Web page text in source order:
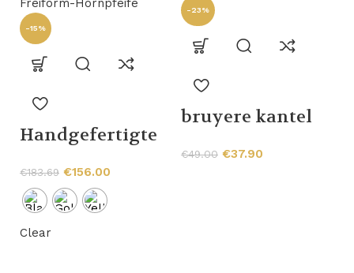
-15%
Handgefertigte
Hornpfeife
€183.69 €156.00
Clear
-23%
bruyere kantel
€49.00 €37.90